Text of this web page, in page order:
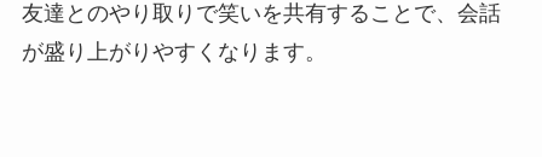
友達とのやり取りで笑いを共有することで、会話
が盛り上がりやすくなります。